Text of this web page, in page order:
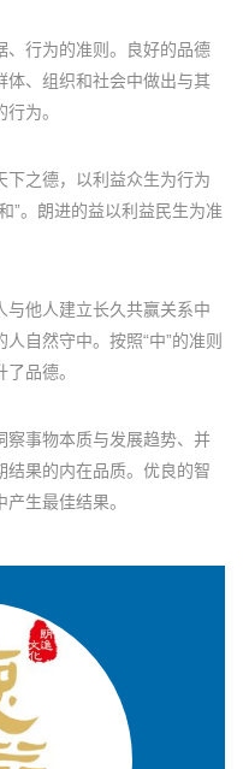
、行为的准则。良好的品德
体、组织和社会中做出与其
为。
下之德，以利益众生为行为
”。朗进的益以利益民生为准
与他人建立长久共赢关系中
自然守中。按照“中”的准则
品德。
察事物本质与发展趋势、并
结果的内在品质。优良的智
生最佳结果。